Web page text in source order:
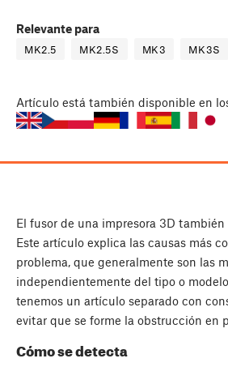
Relevante para
MK2.5 MK2.5S MK3 MK3S
Artículo está también disponible en
El fusor de una impresora 3D
Este artículo explica las causas más
problema, que generalmente son las
independientemente del tipo o
tenemos un artículo separado con
evitar que se forme la obstrucción en
Cómo se detecta